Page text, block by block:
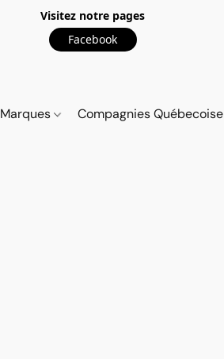
Visitez notre pages
Facebook
Marques Compagnies Québecoise